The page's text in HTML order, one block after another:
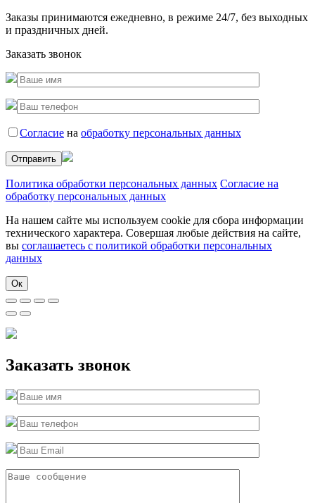
Заказы принимаются ежедневно, в режиме 24/7, без выходных
и праздничных дней.
Заказать звонок
Согласие на обработку персональных данных
Политика обработки персональных данных Согласие на
обработку персональных данных
На нашем сайте мы используем cookie для сбора информации
технического характера. Совершая любые действия на сайте,
вы соглашаетесь с политикой обработки персональных
данных
Ок
Заказать звонок